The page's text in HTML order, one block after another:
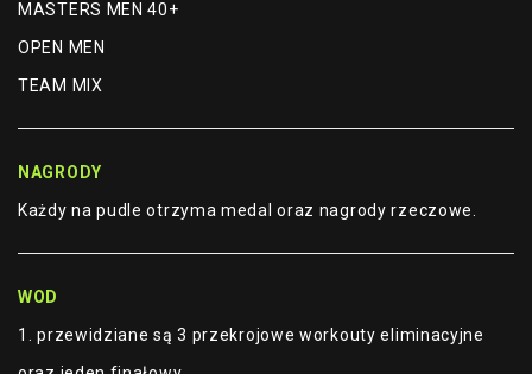
MASTERS MEN 40+
OPEN MEN
TEAM MIX
NAGRODY
Każdy na pudle otrzyma medal oraz nagrody rzeczowe.
WOD
1. przewidziane są 3 przekrojowe workouty eliminacyjne